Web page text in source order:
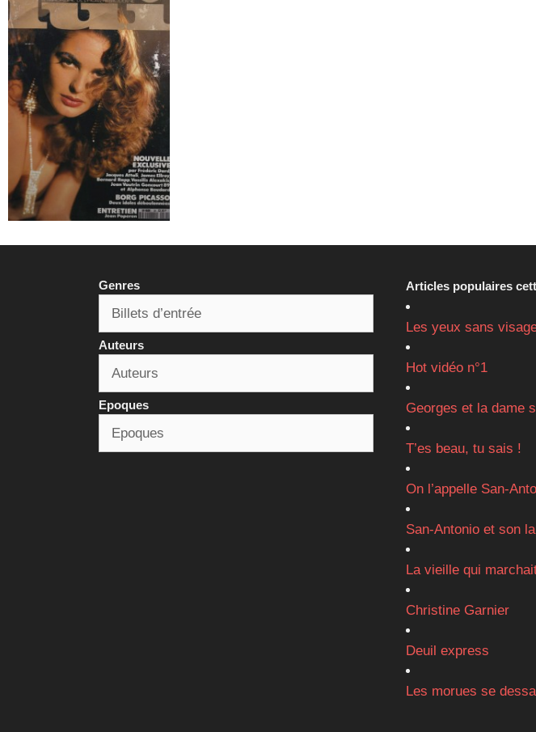
Genres
Auteurs
Epoques
Articles populaires
Les yeux sans
Hot vidéo n°1
Georges et la dame
T’es beau, tu sais !
On l’appelle San-
San-Antonio et son
La vieille qui
Christine Garnier
Deuil express
Les morues se